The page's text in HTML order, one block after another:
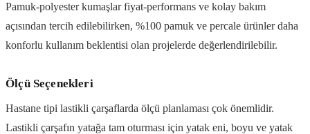
Pamuk-polyester kumaşlar fiyat-performans ve kolay bakım
açısından tercih edilebilirken, %100 pamuk ve percale ürünler daha
konforlu kullanım beklentisi olan projelerde değerlendirilebilir.
Ölçü Seçenekleri
Hastane tipi lastikli çarşaflarda ölçü planlaması çok önemlidir.
Lastikli çarşafın yatağa tam oturması için yatak eni, boyu ve yatak